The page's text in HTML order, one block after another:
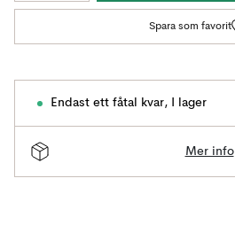
Spara som favorit
Endast ett fåtal kvar, I lager
Mer info